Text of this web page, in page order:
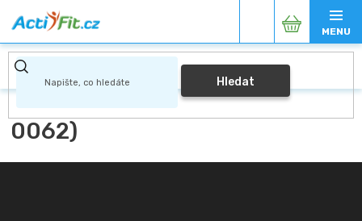
na
obsah
Hledat
Nákupní
košík
0062)